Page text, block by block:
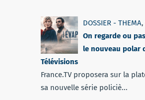
DOSSIER - THEMA,
On regarde ou
le nouveau polar
Télévisions
France.TV proposera sur la
sa nouvelle série policiè...